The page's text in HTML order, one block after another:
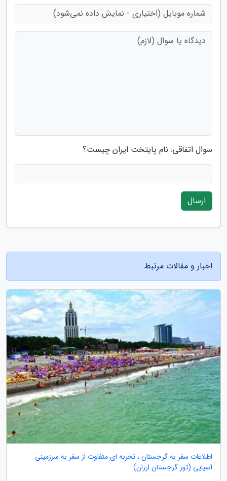
سوال اتفاقی: نام پایتخت ایران چیست؟
ارسال
اخبار و مقالات مرتبط
اطلاعات سفر به گرجستان ، تجربه ای متفاوت از سفر به سرزمینی
آسیایی (تور گرجستان ارزان)